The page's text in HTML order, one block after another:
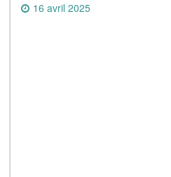
16 avril 2025